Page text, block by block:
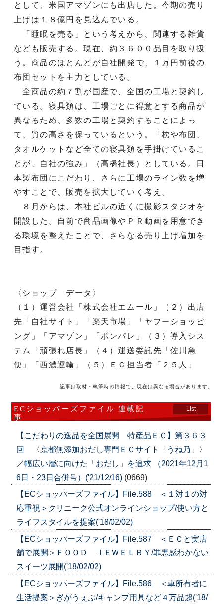
として、米国アマゾンにも出店した。今期の売り
上げは１８億円を見込んでいる。
「睡眠を売る」という考えから、関連する雑貨
なども販売する。現在、約３６００品目を取り扱
う。商品のほとんどが自社開発で、１万円前後の
布団セットを主力としている。
全商品の約７割が国産で、全国の工場と契約し
ている。寝具類は、工場ごとに得意とする商品が
異なるため、多数の工場と契約することによっ
て、質の高さを保っているという。「枕や布団、
タオルケットなど全ての寝具類を手掛けているこ
とが、自社の強み」（高橋社長）としている。日
本製布団にこだわり、さらに工場のライン数を増
やすことで、販売を拡大していく考え。
８月からは、本社ビルの近くに撮影スタジオを
開設した。自前で商品画像やＰＲ動画を用意でき
る環境を整えたことで、さらなる売り上げ増加を
目指す。
〈ショップ データ〉
（１）運営会社「株式会社エムール」（２）出店
先「自社サイト」「楽天市場」「ヤフーショッピ
ング」「アマゾン」「ポンパレ」（３）導入シス
テム「頑張れ店長」（４）運送委託先「佐川急
便」「西濃運輸」（５）ＥＣ担当者「２５人」
記事は取材・執筆時の情報で、現在は異なる場合があります。
ECショッパーズファイル 連載記
事
List
【こだわりの逸品を全国展開 特産品ＥＣ】第３６３
回 〈京都無添加おだし専門ＥＣサイト「うね乃」〉
／幅広い層に向けた「おだし」を追求 （2021年12月1
6日・23日合併号）('21/12/16) (0669)
【ECショッパーズファイル】File.588 ＜１対１の対
応重視＞クリニーク公式オンラインショップ/使い方と
ライフスタイルを提案('18/02/02)
【ECショッパーズファイル】File.587 ＜ＥＣと実店
舗で展開＞ＦＯＯＤ ＪＥＷＥＬＲＹ/罪悪感わかない
スイーツ展開('18/02/02)
【ECショッパーズファイル】File.586 ＜車所有者に
生活提案＞ぎがうぇぶ/キャンプ用具など４万品超('18/